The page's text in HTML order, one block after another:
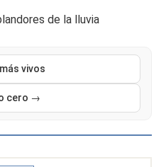
de la lluvia
vivos
cero →